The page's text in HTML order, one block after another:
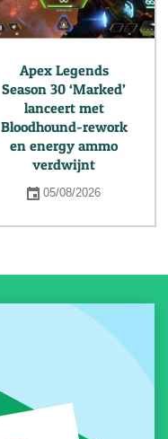
Apex Legends
Season 30 ‘Marked’
lanceert met
Bloodhound-rework
en energy ammo
verdwijnt
05/08/2026